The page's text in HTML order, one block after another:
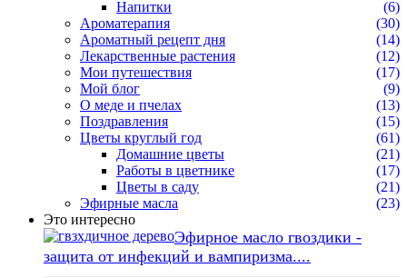
Напитки
(6)
Ароматерапия
(30)
Ароматный рецепт дня
(14)
Лекарственные растения
(12)
Мои путешествия
(17)
Мой блог
(9)
О меде и пчелах
(13)
Поздравления
(15)
Цветы круглый год
(61)
Домашние цветы
(21)
Работы в цветнике
(17)
Цветы в саду
(21)
Эфирные масла
(23)
Это интересно
Эфирное масло гвоздики -
защита от инфекций и вампиризма....